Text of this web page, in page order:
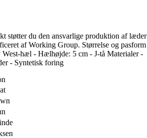
støtter du den ansvarlige produktion af læder
af Working Group. Størrelse og pasform
hæl - Hælhøjde: 5 cm - J-tå Materialer -
- Syntetisk foring